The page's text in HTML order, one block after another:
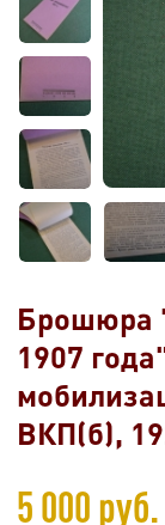
Брошюра
1907
ВКП(б),
5 000 руб.